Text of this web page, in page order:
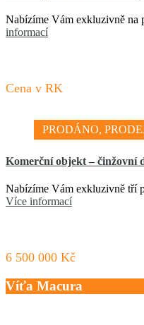
Nabízíme Vám exkluzivně
informací
Cena v RK
PRODÁNO,
Komerční objekt – činžovní
Nabízíme Vám exkluzivně tří
Více informací
6 500 000 Kč
Víťa Macura